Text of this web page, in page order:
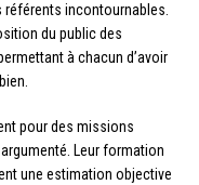
référents incontournables.
du public des
à chacun d’avoir
pour des missions
Leur formation
une estimation objective